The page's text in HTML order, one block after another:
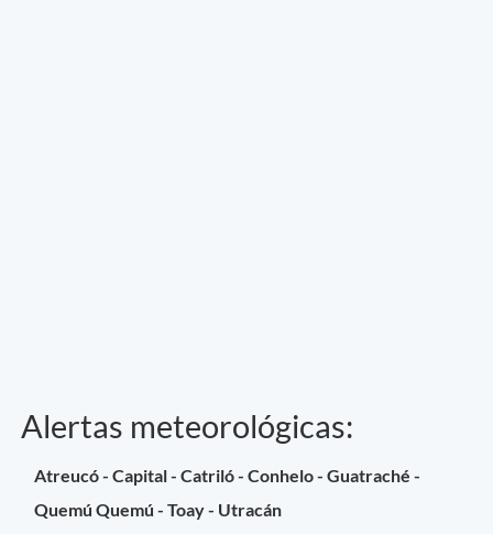
Alertas meteorológicas:
Atreucó - Capital - Catriló - Conhelo - Guatraché -
Quemú Quemú - Toay - Utracán